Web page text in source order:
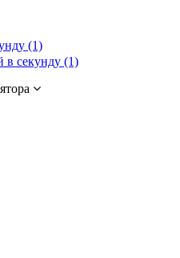
(1)
в секунду (1)